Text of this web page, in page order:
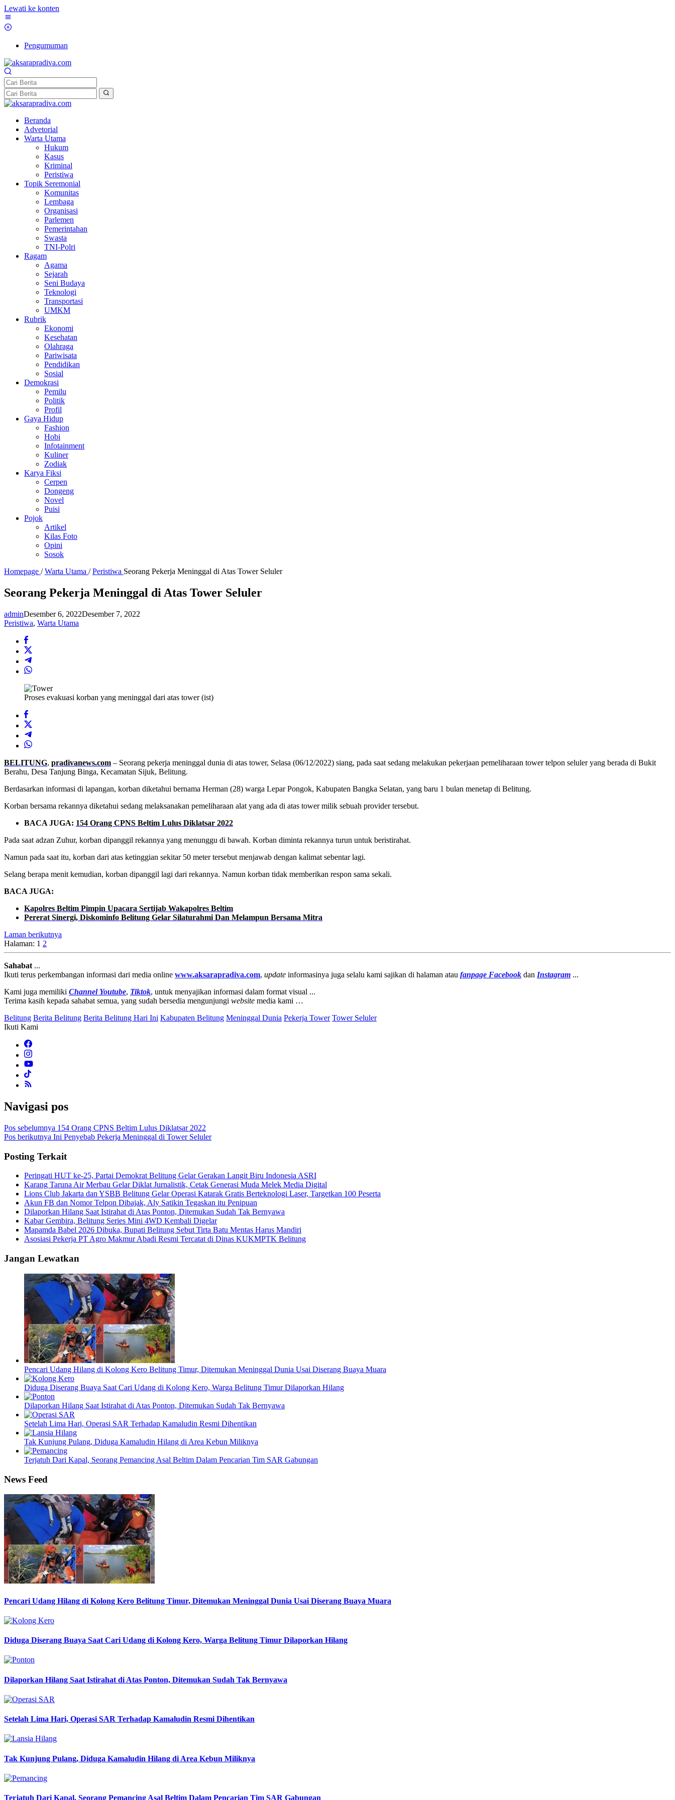
Lewati ke konten
Pengumuman
Beranda
Advetorial
Warta Utama
Hukum
Kasus
Kriminal
Peristiwa
Topik Seremonial
Komunitas
Lembaga
Organisasi
Parlemen
Pemerintahan
Swasta
TNI-Polri
Ragam
Agama
Sejarah
Seni Budaya
Teknologi
Transportasi
UMKM
Rubrik
Ekonomi
Kesehatan
Olahraga
Pariwisata
Pendidikan
Sosial
Demokrasi
Pemilu
Politik
Profil
Gaya Hidup
Fashion
Hobi
Infotainment
Kuliner
Zodiak
Karya Fiksi
Cerpen
Dongeng
Novel
Puisi
Pojok
Artikel
Kilas Foto
Opini
Sosok
Homepage / Warta Utama / Peristiwa Seorang Pekerja Meninggal di Atas Tower Seluler
Seorang Pekerja Meninggal di Atas Tower Seluler
adminDesember 6, 2022Desember 7, 2022
Peristiwa, Warta Utama
Proses evakuasi korban yang meninggal dari atas tower (ist)
BELITUNG, pradivanews.com – Seorang pekerja meninggal dunia di atas tower, Selasa (06/12/2022) siang, pada saat sedang melakukan pekerjaan pemeliharaan tower telpon seluler yang berada di Bukit
Berahu, Desa Tanjung Binga, Kecamatan Sijuk, Belitung.
Berdasarkan informasi di lapangan, korban diketahui bernama Herman (28) warga Lepar Pongok, Kabupaten Bangka Selatan, yang baru 1 bulan menetap di Belitung.
Korban bersama rekannya diketahui sedang melaksanakan pemeliharaan alat yang ada di atas tower milik sebuah provider tersebut.
BACA JUGA: 154 Orang CPNS Beltim Lulus Diklatsar 2022
Pada saat adzan Zuhur, korban dipanggil rekannya yang menunggu di bawah. Korban diminta rekannya turun untuk beristirahat.
Namun pada saat itu, korban dari atas ketinggian sekitar 50 meter tersebut menjawab dengan kalimat sebentar lagi.
Selang berapa menit kemudian, korban dipanggil lagi dari rekannya. Namun korban tidak memberikan respon sama sekali.
BACA JUGA:
Kapolres Beltim Pimpin Upacara Sertijab Wakapolres Beltim
Pererat Sinergi, Diskominfo Belitung Gelar Silaturahmi Dan Melampun Bersama Mitra
Laman berikutnya
Halaman: 1 2
Sahabat ...
Ikuti terus perkembangan informasi dari media online www.aksarapradiva.com, update informasinya juga selalu kami sajikan di halaman atau fanpage Facebook dan Instagram ...
Kami juga memiliki Channel Youtube, Tiktok, untuk menyajikan informasi dalam format visual ...
Terima kasih kepada sahabat semua, yang sudah bersedia mengunjungi website media kami …
Belitung Berita Belitung Berita Belitung Hari Ini Kabupaten Belitung Meninggal Dunia Pekerja Tower Tower Seluler
Ikuti Kami
Navigasi pos
Pos sebelumnya 154 Orang CPNS Beltim Lulus Diklatsar 2022
Pos berikutnya Ini Penyebab Pekerja Meninggal di Tower Seluler
Posting Terkait
Peringati HUT ke-25, Partai Demokrat Belitung Gelar Gerakan Langit Biru Indonesia ASRI
Karang Taruna Air Merbau Gelar Diklat Jurnalistik, Cetak Generasi Muda Melek Media Digital
Lions Club Jakarta dan YSBB Belitung Gelar Operasi Katarak Gratis Berteknologi Laser, Targetkan 100 Peserta
Akun FB dan Nomor Telpon Dibajak, Aly Satikin Tegaskan itu Penipuan
Dilaporkan Hilang Saat Istirahat di Atas Ponton, Ditemukan Sudah Tak Bernyawa
Kabar Gembira, Belitung Series Mini 4WD Kembali Digelar
Mapamda Babel 2026 Dibuka, Bupati Belitung Sebut Tirta Batu Mentas Harus Mandiri
Asosiasi Pekerja PT Agro Makmur Abadi Resmi Tercatat di Dinas KUKMPTK Belitung
Jangan Lewatkan
Pencari Udang Hilang di Kolong Kero Belitung Timur, Ditemukan Meninggal Dunia Usai Diserang Buaya Muara
Diduga Diserang Buaya Saat Cari Udang di Kolong Kero, Warga Belitung Timur Dilaporkan Hilang
Dilaporkan Hilang Saat Istirahat di Atas Ponton, Ditemukan Sudah Tak Bernyawa
Setelah Lima Hari, Operasi SAR Terhadap Kamaludin Resmi Dihentikan
Tak Kunjung Pulang, Diduga Kamaludin Hilang di Area Kebun Miliknya
Terjatuh Dari Kapal, Seorang Pemancing Asal Beltim Dalam Pencarian Tim SAR Gabungan
News Feed
Pencari Udang Hilang di Kolong Kero Belitung Timur, Ditemukan Meninggal Dunia Usai Diserang Buaya Muara
Diduga Diserang Buaya Saat Cari Udang di Kolong Kero, Warga Belitung Timur Dilaporkan Hilang
Dilaporkan Hilang Saat Istirahat di Atas Ponton, Ditemukan Sudah Tak Bernyawa
Setelah Lima Hari, Operasi SAR Terhadap Kamaludin Resmi Dihentikan
Tak Kunjung Pulang, Diduga Kamaludin Hilang di Area Kebun Miliknya
Terjatuh Dari Kapal, Seorang Pemancing Asal Beltim Dalam Pencarian Tim SAR Gabungan